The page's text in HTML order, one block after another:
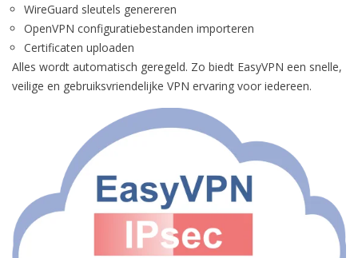
WireGuard sleutels genereren
OpenVPN configuratiebestanden importeren
Certificaten uploaden
Alles wordt automatisch geregeld. Zo biedt EasyVPN een snelle,
veilige en gebruiksvriendelijke VPN ervaring voor iedereen.